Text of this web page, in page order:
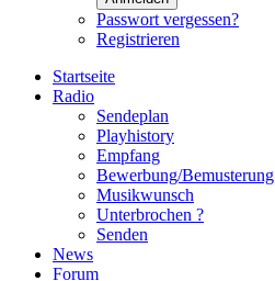
Passwort vergessen?
Registrieren
Startseite
Radio
Sendeplan
Playhistory
Empfang
Bewerbung/Bemusterung
Musikwunsch
Unterbrochen ?
Senden
News
Forum